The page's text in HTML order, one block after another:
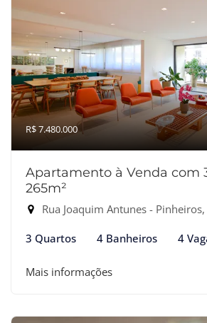
R$ 7.480.000
Apartamento à Venda com
265m²
Rua Joaquim Antunes - Pinheiros,
3 Quartos 4 Banheiros 4
Mais informações